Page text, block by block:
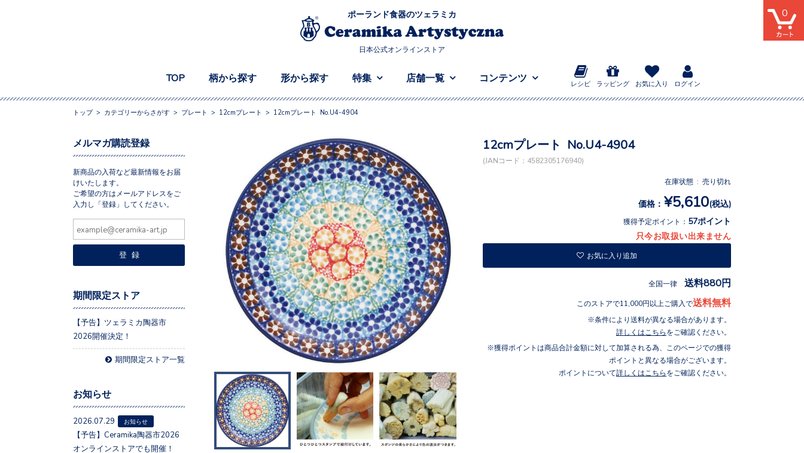
ポーランド食器のツェラミカ
日本公式オンラインストア
TOP 柄から探す 形から探す 特集 店舗一覧 コンテンツ
レシピ ラッピング お気に入り ログイン
0
トップ> カテゴリーからさがす > プレート > 12cmプレート > 12cmプレート No.U4-4904
12cmプレート No.U4-4904
(JANコード：4582305176940)
在庫状態 : 売り切れ
価格： ¥5,610(税込)
獲得予定ポイント： 57ポイント
只今お取扱い出来ません
お気に入り追加
全国一律 送料880円
このストアで11,000円以上ご購入で送料無料
条件により送料が異なる場合があります。
詳しくはこちら をご確認ください。
獲得ポイントは商品合計金額に対して加算される為、このページでの獲得
ポイントと異なる場合がございます。
ポイントについて詳しくはこちら をご確認ください。
メルマガ購読登録
新商品の入荷など最新情報をお届
けいたします。
ご希望の方はメールアドレスをご
入力し「登録」してください。
期間限定ストア
【予告】ツェラミカ陶器市
2026開催決定！
期間限定ストア一覧
お知らせ
2026.07.29 お知らせ
【予告】Ceramika陶器市2026
オンラインストアでも開催！